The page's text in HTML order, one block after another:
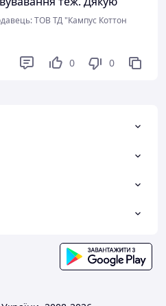
ТОВ ТД "Кампус Коттон
0 0